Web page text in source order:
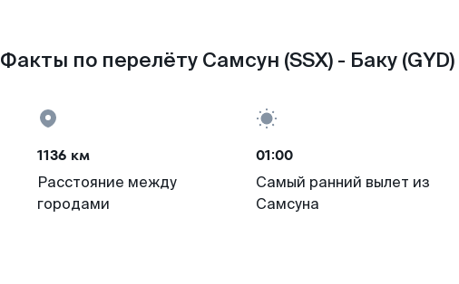
Факты по перелёту Самсун (SSX) - Баку (GYD)
1136 км
Расстояние между
городами
01:00
Самый ранний вылет из
Самсуна